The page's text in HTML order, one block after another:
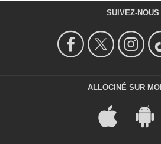
SUIVEZ-NOUS
ALLOCINÉ SUR